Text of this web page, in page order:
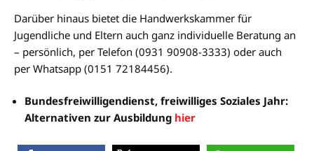
Darüber hinaus bietet die Handwerkskammer für
Jugendliche und Eltern auch ganz individuelle Beratung an
– persönlich, per Telefon (0931 90908-3333) oder auch
per Whatsapp (0151 72184456).
Bundesfreiwilligendienst, freiwilliges Soziales Jahr:
Alternativen zur Ausbildung hier